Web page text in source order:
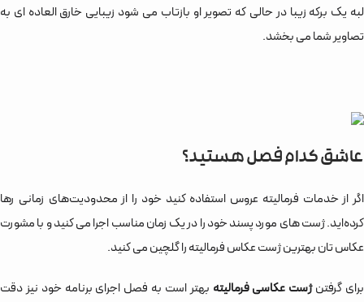
لبه یک برکه زیبا در حالی که تصویر او بازتاب می شود زیبایی خارق العاده ای به
تصاویر شما می بخشد.
عاشق کدام فصل هستید؟
اگر از خدمات فرمالیته عروس استفاده کنید خود را از محدودیت‌های زمانی رها
کرده‌اید. ژست های مورد پسند خود را در یک زمان مناسب اجرا می کنید و با مشورت
عکاس تان بهترین ژست عکاس فرمالیته را گلچین می کنید.
برای گرفتنژست عکاسی فرمالیته بهتر است به فصل اجرای برنامه خود نیز دقت